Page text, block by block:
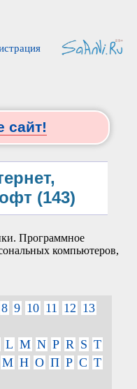
сайт!
(143)
Программное
компьютеров,
8 9 10 11 12 13
L M N P R S T
М Н О П Р С Т